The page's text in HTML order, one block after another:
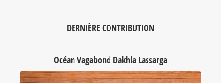
DERNIÈRE CONTRIBUTION
Océan Vagabond Dakhla Lassarga